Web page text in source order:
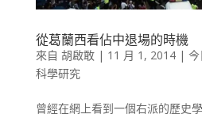
從葛蘭西看佔中退場的時機
來自 胡啟敢| 11 月 1, 2014|
科學研究
曾經在網上看到一個右派的歷史